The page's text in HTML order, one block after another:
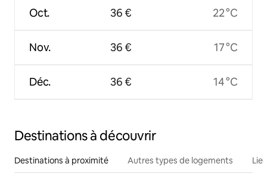
Oct.
Nov.
Déc.
36 €
36 €
36 €
22 °C
17 °C
14 °C
Destinations à découvrir
Destinations à proximité Autres types de logements